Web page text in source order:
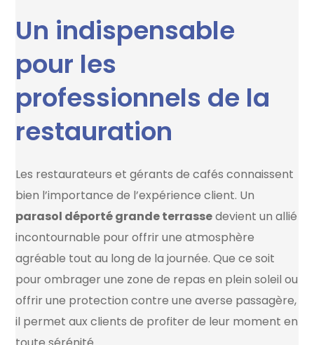
Un indispensable
pour les
professionnels de la
restauration
Les restaurateurs et gérants de cafés connaissent
bien l’importance de l’expérience client. Un
parasol déporté grande terrassedevient un allié
incontournable pour offrir une atmosphère
agréable tout au long de la journée. Que ce soit
pour ombrager une zone de repas en plein soleil ou
offrir une protection contre une averse passagère,
il permet aux clients de profiter de leur moment en